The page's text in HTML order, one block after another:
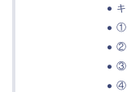
①
②
③
④